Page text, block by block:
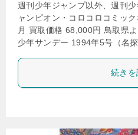
週刊少年ジャンプ以外、週刊
ャンピオン・コロコロコミッ
月 買取価格 68,000円 鳥取県
少年サンデー 1994年5号（名
続き